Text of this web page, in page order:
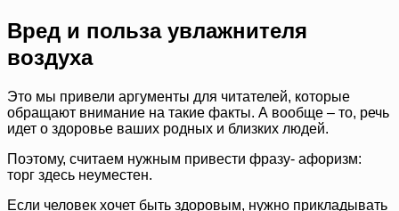
Вред и польза увлажнителя
воздуха
Это мы привели аргументы для читателей, которые
обращают внимание на такие факты. А вообще – то, речь
идет о здоровье ваших родных и близких людей.
Поэтому, считаем нужным привести фразу- афоризм:
торг здесь неуместен.
Если человек хочет быть здоровым, нужно прикладывать